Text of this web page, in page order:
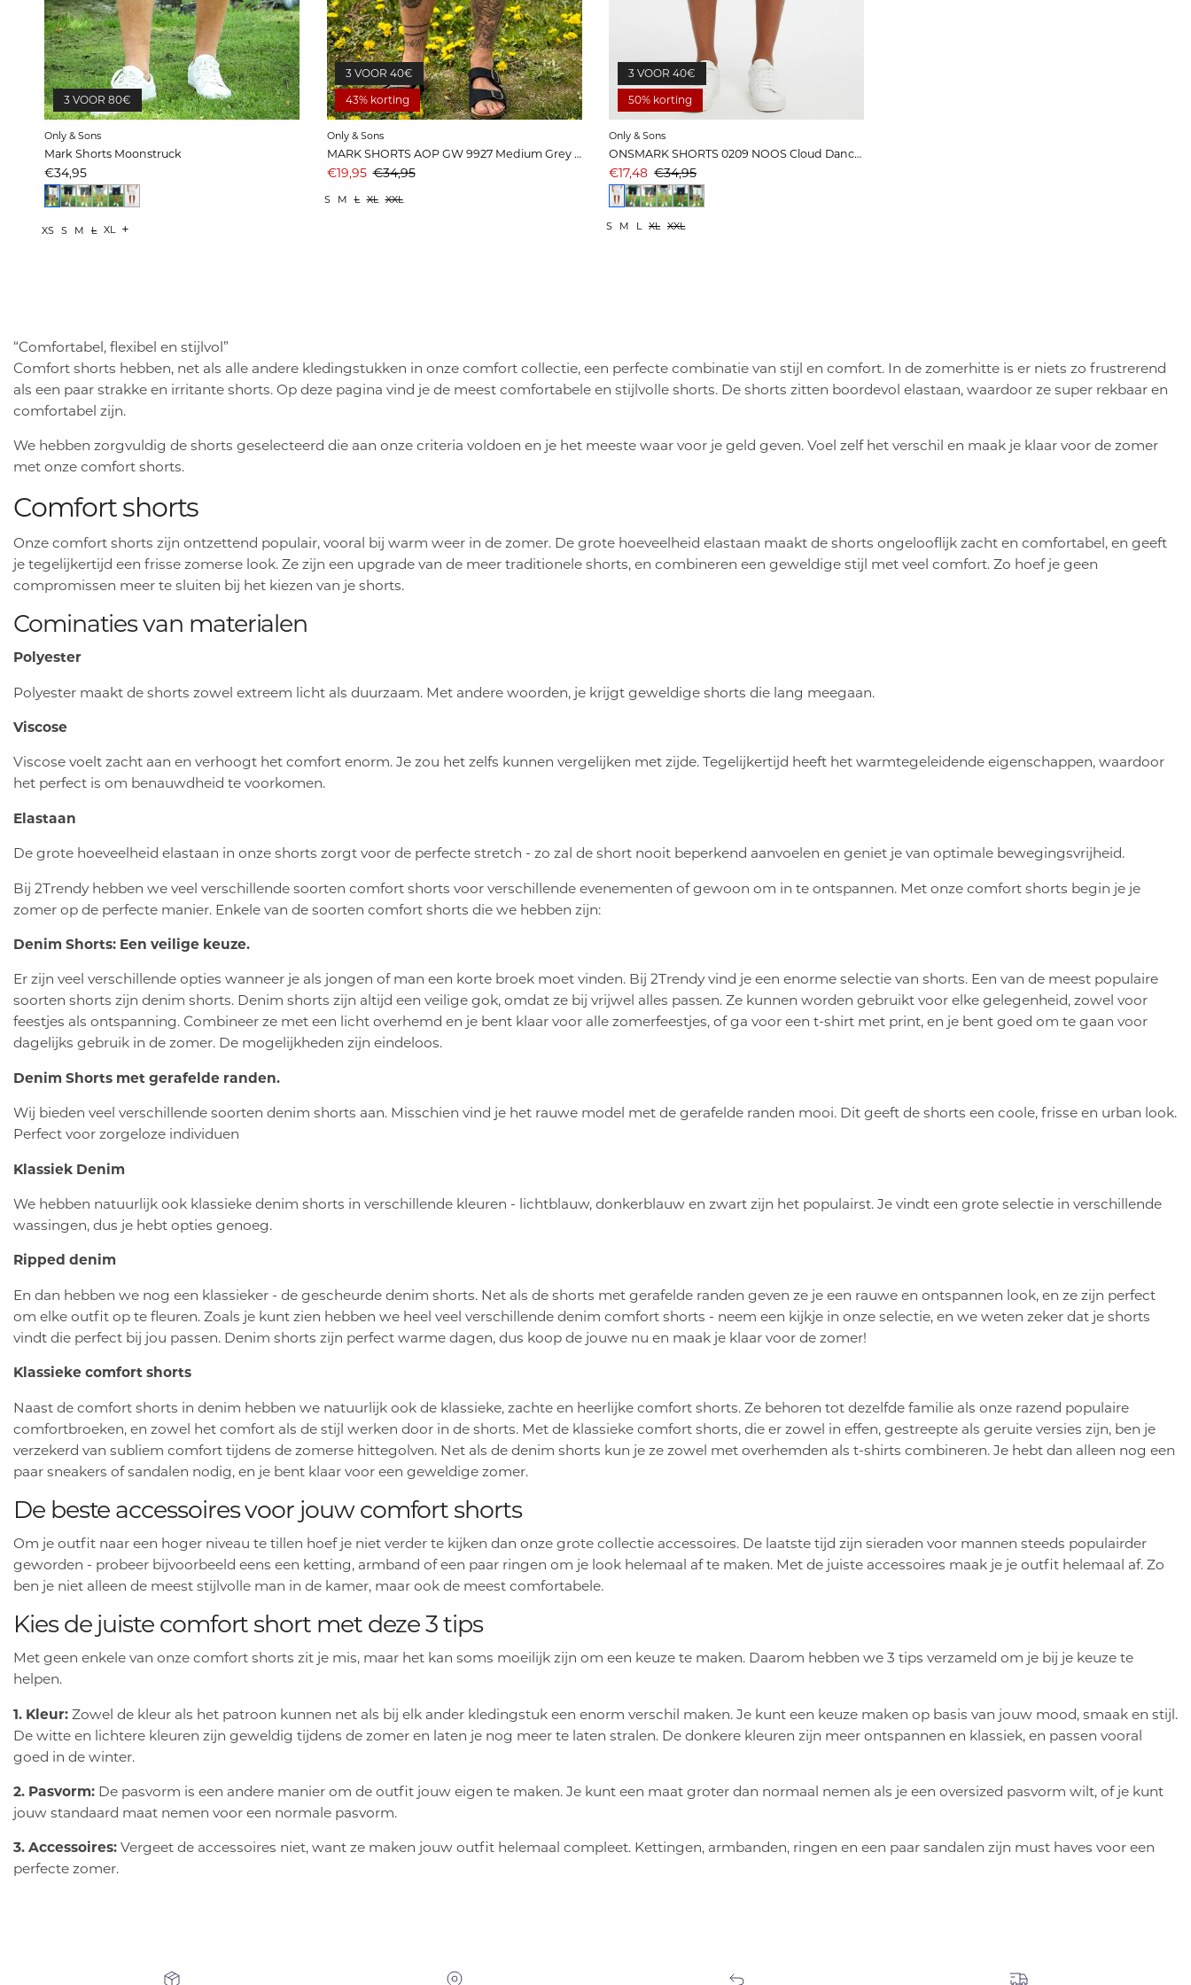
3 VOOR 80€
Only & Sons
Mark Shorts Moonstruck
Prijs
€34,95
XS S M L XL +
3 VOOR 40€
43% korting
Only & Sons
MARK SHORTS AOP GW 9927 Medium Grey Melange
Aanbiedingsprijs
€19,95 Prijs
€34,95
S M L XL XXL
3 VOOR 40€
50% korting
Only & Sons
ONSMARK SHORTS 0209 NOOS Cloud Dancer
Aanbiedingsprijs
€17,48 Prijs
€34,95
S M L XL XXL
“Comfortabel, flexibel en stijlvol”
Comfort shorts hebben, net als alle andere kledingstukken in onze comfort collectie, een perfecte combinatie van stijl en comfort. In de zomerhitte is er niets zo frustrerend
als een paar strakke en irritante shorts. Op deze pagina vind je de meest comfortabele en stijlvolle shorts. De shorts zitten boordevol elastaan, waardoor ze super rekbaar en
comfortabel zijn.
We hebben zorgvuldig de shorts geselecteerd die aan onze criteria voldoen en je het meeste waar voor je geld geven. Voel zelf het verschil en maak je klaar voor de zomer
met onze comfort shorts.
Comfort shorts
Onze comfort shorts zijn ontzettend populair, vooral bij warm weer in de zomer. De grote hoeveelheid elastaan maakt de shorts ongelooflijk zacht en comfortabel, en geeft
je tegelijkertijd een frisse zomerse look. Ze zijn een upgrade van de meer traditionele shorts, en combineren een geweldige stijl met veel comfort. Zo hoef je geen
compromissen meer te sluiten bij het kiezen van je shorts.
Cominaties van materialen
Polyester
Polyester maakt de shorts zowel extreem licht als duurzaam. Met andere woorden, je krijgt geweldige shorts die lang meegaan.
Viscose
Viscose voelt zacht aan en verhoogt het comfort enorm. Je zou het zelfs kunnen vergelijken met zijde. Tegelijkertijd heeft het warmtegeleidende eigenschappen, waardoor
het perfect is om benauwdheid te voorkomen.
Elastaan
De grote hoeveelheid elastaan in onze shorts zorgt voor de perfecte stretch - zo zal de short nooit beperkend aanvoelen en geniet je van optimale bewegingsvrijheid.
Bij 2Trendy hebben we veel verschillende soorten comfort shorts voor verschillende evenementen of gewoon om in te ontspannen. Met onze comfort shorts begin je je
zomer op de perfecte manier. Enkele van de soorten comfort shorts die we hebben zijn:
Denim Shorts: Een veilige keuze.
Er zijn veel verschillende opties wanneer je als jongen of man een korte broek moet vinden. Bij 2Trendy vind je een enorme selectie van shorts. Een van de meest populaire
soorten shorts zijn denim shorts. Denim shorts zijn altijd een veilige gok, omdat ze bij vrijwel alles passen. Ze kunnen worden gebruikt voor elke gelegenheid, zowel voor
feestjes als ontspanning. Combineer ze met een licht overhemd en je bent klaar voor alle zomerfeestjes, of ga voor een t-shirt met print, en je bent goed om te gaan voor
dagelijks gebruik in de zomer. De mogelijkheden zijn eindeloos.
Denim Shorts met gerafelde randen.
Wij bieden veel verschillende soorten denim shorts aan. Misschien vind je het rauwe model met de gerafelde randen mooi. Dit geeft de shorts een coole, frisse en urban look.
Perfect voor zorgeloze individuen
Klassiek Denim
We hebben natuurlijk ook klassieke denim shorts in verschillende kleuren - lichtblauw, donkerblauw en zwart zijn het populairst. Je vindt een grote selectie in verschillende
wassingen, dus je hebt opties genoeg.
Ripped denim
En dan hebben we nog een klassieker - de gescheurde denim shorts. Net als de shorts met gerafelde randen geven ze je een rauwe en ontspannen look, en ze zijn perfect
om elke outfit op te fleuren. Zoals je kunt zien hebben we heel veel verschillende denim comfort shorts - neem een kijkje in onze selectie, en we weten zeker dat je shorts
vindt die perfect bij jou passen. Denim shorts zijn perfect warme dagen, dus koop de jouwe nu en maak je klaar voor de zomer!
Klassieke comfort shorts
Naast de comfort shorts in denim hebben we natuurlijk ook de klassieke, zachte en heerlijke comfort shorts. Ze behoren tot dezelfde familie als onze razend populaire
comfortbroeken, en zowel het comfort als de stijl werken door in de shorts. Met de klassieke comfort shorts, die er zowel in effen, gestreepte als geruite versies zijn, ben je
verzekerd van subliem comfort tijdens de zomerse hittegolven. Net als de denim shorts kun je ze zowel met overhemden als t-shirts combineren. Je hebt dan alleen nog een
paar sneakers of sandalen nodig, en je bent klaar voor een geweldige zomer.
De beste accessoires voor jouw comfort shorts
Om je outfit naar een hoger niveau te tillen hoef je niet verder te kijken dan onze grote collectie accessoires. De laatste tijd zijn sieraden voor mannen steeds populairder
geworden - probeer bijvoorbeeld eens een ketting, armband of een paar ringen om je look helemaal af te maken. Met de juiste accessoires maak je je outfit helemaal af. Zo
ben je niet alleen de meest stijlvolle man in de kamer, maar ook de meest comfortabele.
Kies de juiste comfort short met deze 3 tips
Met geen enkele van onze comfort shorts zit je mis, maar het kan soms moeilijk zijn om een keuze te maken. Daarom hebben we 3 tips verzameld om je bij je keuze te
helpen.
1. Kleur: Zowel de kleur als het patroon kunnen net als bij elk ander kledingstuk een enorm verschil maken. Je kunt een keuze maken op basis van jouw mood, smaak en stijl.
De witte en lichtere kleuren zijn geweldig tijdens de zomer en laten je nog meer te laten stralen. De donkere kleuren zijn meer ontspannen en klassiek, en passen vooral
goed in de winter.
2. Pasvorm: De pasvorm is een andere manier om de outfit jouw eigen te maken. Je kunt een maat groter dan normaal nemen als je een oversized pasvorm wilt, of je kunt
jouw standaard maat nemen voor een normale pasvorm.
3. Accessoires: Vergeet de accessoires niet, want ze maken jouw outfit helemaal compleet. Kettingen, armbanden, ringen en een paar sandalen zijn must haves voor een
perfecte zomer.